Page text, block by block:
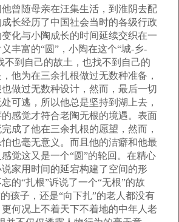
曾随母亲在汪集生活，到淮阴去配
长经历了中国社会当时的各级行政
化与小陶成长的时间延续交织在一
丰富的“圆”，小陶在这个“城-乡-
不到自己的故土，也找不到自己的
他为在三余扎根做过无数种准备，
做过无数种设计，然而，最后一切
可逃，所以他总是坚持到湖上去，
感觉才符合老陶无根的境遇。表面
成了他在三余扎根的愿望，然而，
也毫无意义。而且他的洁癖和他最
觉这又是一个“圆”的轮回。在精心
家用时间的延宕构建了空间的形
的“扎根”诉说了一个“无根”的故
孩子，还是“向下扎”的老人都没有
何况上不着天下不着地的中年人老